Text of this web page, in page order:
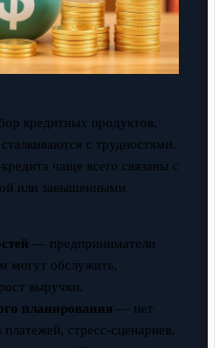
кредитных продуктов,
с трудностями.
чаще всего связаны с
или завышенными
— предприниматели
могут обслужить,
выручки.
планирования — нет
стресс-сценариев.